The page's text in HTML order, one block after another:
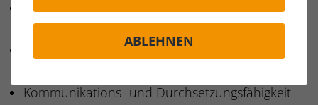
Kundenorientierung im Dienstleistungsbereich
und Teamfähigkeit
Flexibilität hinsichtlich Lösungsmöglichkeiten
Kommunikations- und Durchsetzungsfähigkeit
ABLEHNEN